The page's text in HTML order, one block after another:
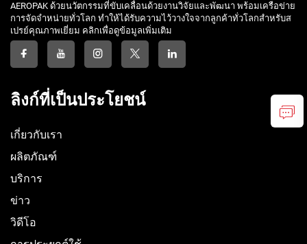
AEROPAK ด้วยนวัตกรรมที่ขับเคลื่อนด้วยงานวิจัยและพัฒนา พร้อมเครือข่าย
การจัดจำหน่ายทั่วโลก ทำให้ได้รับความไว้วางใจจากลูกค้าทั่วโลกสำหรับส
เปรย์คุณภาพเยี่ยม คลิกเพื่อดูข้อมูลเพิ่มเติม
ลิงก์ที่เป็นประโยชน์
เกี่ยวกับเรา
ผลิตภัณฑ์
บริการ
ข่าว
วิดีโอ